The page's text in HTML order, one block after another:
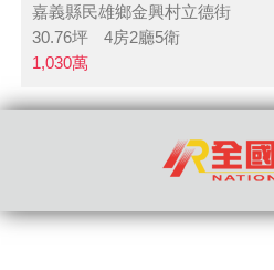
嘉義縣民雄鄉金興村立德街
30.76坪
4房2廳5衛
1,030萬